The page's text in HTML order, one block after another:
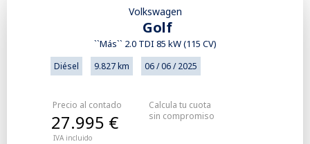
Volkswagen
Golf
``Más`` 2.0 TDI 85 kW (115 CV)
Diésel 9.827 km 06 / 06 / 2025
Precio al contado
IVA incluido
27.995 €
Calcula tu cuota
sin compromiso